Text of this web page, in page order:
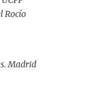
Rocío
Madrid